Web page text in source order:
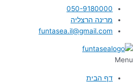
050-9180000
מרינה הרצליה
funtasea.il@gmail.com
Menu
דף הבית